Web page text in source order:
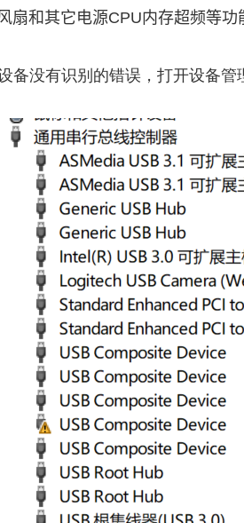
扇和其它电源CPU内存超频等功
备没有识别的错误，打开设备